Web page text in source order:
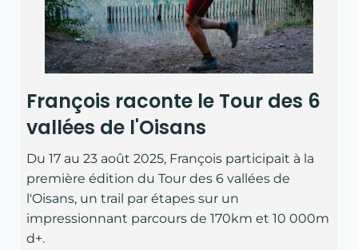
François raconte le Tour des 6
vallées de l'Oisans
Du 17 au 23 août 2025, François participait à la
première édition du Tour des 6 vallées de
l'Oisans, un trail par étapes sur un
impressionnant parcours de 170km et 10 000m
d+.